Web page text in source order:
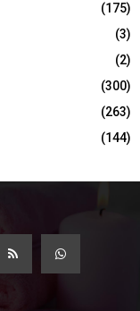
(175)
(3)
(2)
(300)
(263)
(144)